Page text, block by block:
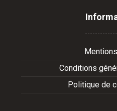
Conditions
Politique de